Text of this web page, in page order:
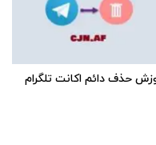
حذف دائم اکانت تلگرام